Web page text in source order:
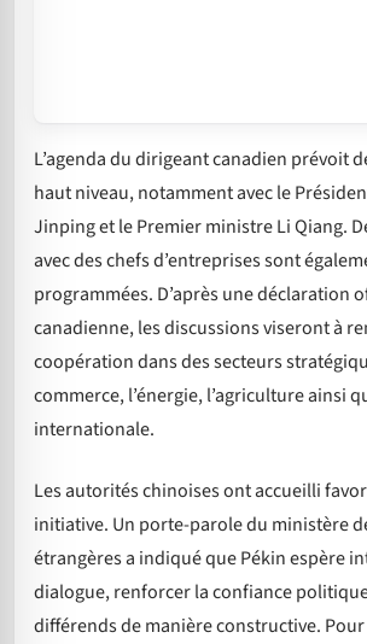
L’agenda du dirigeant canadien prévoit
haut niveau, notamment avec le
Jinping et le Premier ministre Li Qiang.
avec des chefs d’entreprises sont
programmées. D’après une déclaration
canadienne, les discussions viseront à
coopération dans des secteurs
commerce, l’énergie, l’agriculture ainsi
internationale.
Les autorités chinoises ont accueilli
initiative. Un porte-parole du ministère
étrangères a indiqué que Pékin espère
dialogue, renforcer la confiance
différends de manière constructive.